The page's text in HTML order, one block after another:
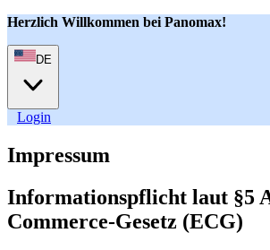
Herzlich Willkommen bei Panomax!
DE
User
Login
Impressum
Informationspflicht laut §5
Commerce-Gesetz (ECG)